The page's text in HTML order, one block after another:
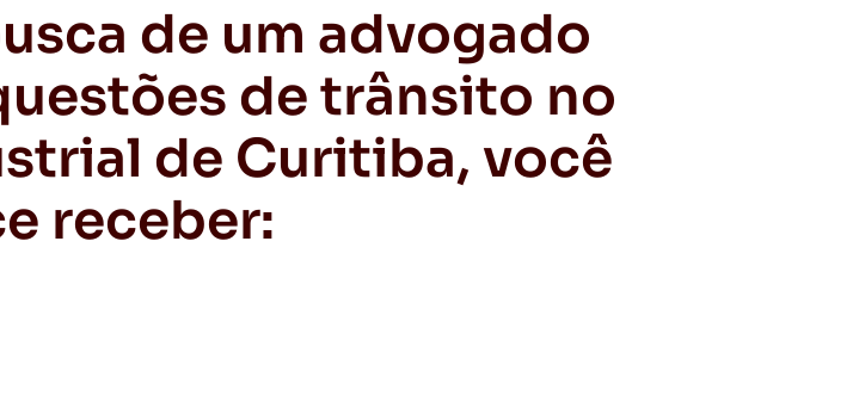
de um advogado
de trânsito no
de Curitiba, você
receber: